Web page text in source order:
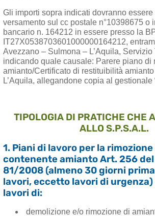
Gli importi sopra indicati dovranno
versamento sul cc postale n°10398675 o
bancario n. 164212 in essere presso la
IT27X0538703601000000164212,
Avezzano – Sulmona – L’Aquila, Servizio
indicando quale causale: Parere piano di
amianto/Certificato di restituibilità
L’Aquila, allegandone copia al gestionale
TIPOLOGIA DI PRATICHE CHE
ALLO S.P.S.A.L.
1. Piani di lavoro per la
contenente amianto Art. 256 del
81/2008 (almeno 30 giorni
lavori, eccetto lavori di
lavori di:
demolizione e/o rimozione di